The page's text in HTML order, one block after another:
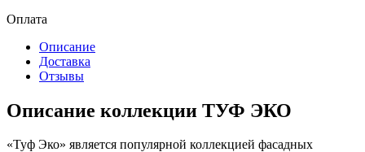
Оплата
Описание
Доставка
Отзывы
Описание коллекции ТУФ ЭКО
«Туф Эко» является популярной коллекцией фасадных